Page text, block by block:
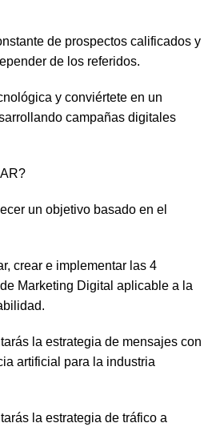
de prospectos calificados y
de los referidos.
y conviértete en un
campañas digitales
un objetivo basado en el
crear e implementar las 4
Marketing Digital aplicable a la
la estrategia de mensajes con
artificial para la industria
la estrategia de tráfico a